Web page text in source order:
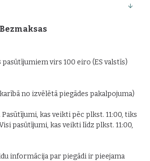
Bezmaksas
pasūtījumiem virs 100 eiro (ES valstīs)
no izvēlētā piegādes pakalpojuma)
kas veikti pēc plkst. 11:00, tiks
pasūtījumi, kas veikti līdz plkst. 11:00,
informācija par piegādi ir pieejama